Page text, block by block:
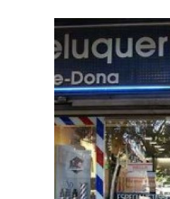
Salón
Barcelona
PELUQUERÍA
BALANZA